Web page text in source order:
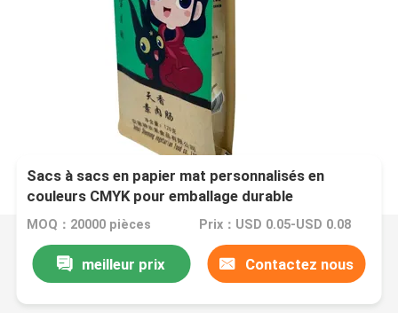
Sacs à sacs en papier mat personnalisés en
couleurs CMYK pour emballage durable
MOQ：20000 pièces Prix：USD 0.05-USD 0.08
meilleur prix Contactez nous